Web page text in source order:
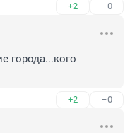
+2 –0
города...кого
+2 –0